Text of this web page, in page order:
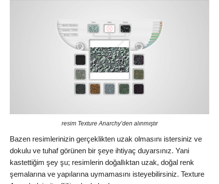
resim Texture Anarchy’den alınmıştır
Bazen resimlerinizin gerçeklikten uzak olmasını istersiniz ve
dokulu ve tuhaf görünen bir şeye ihtiyaç duyarsınız. Yani
kastettiğim şey şu; resimlerin doğallıktan uzak, doğal renk
şemalarına ve yapılarına uymamasını isteyebilirsiniz. Texture